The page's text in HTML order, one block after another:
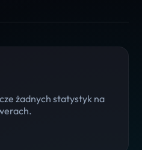
żadnych statystyk na